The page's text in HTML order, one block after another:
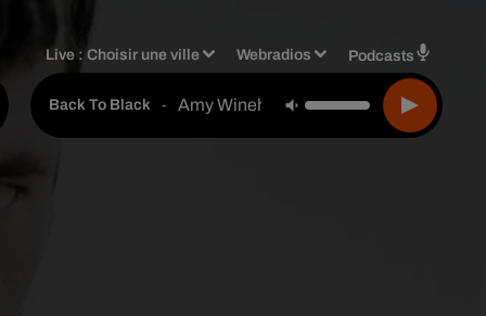
Live :Choisir une ville Webradios Podcasts
Back To Black - Amy Winehouse